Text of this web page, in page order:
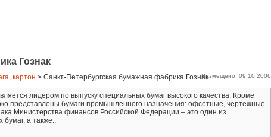
Гознак
картон > Санкт-Петербургская бумажная фабрика Гознак ...Размещено: 09.10.2006
лидером по выпуску специальных бумаг высокого качества. Кроме
представлены бумаги промышленного назначения: офсетные, чертежные
Министерства финансов Российской Федерации – это один из
а также..